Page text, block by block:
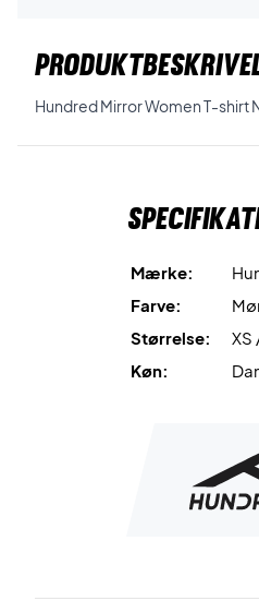
Hundred Mirror Women T-shirt
Mærke:
Farve:
Størrelse:
XS
Køn: